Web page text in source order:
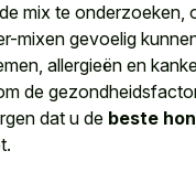
mix te onderzoeken,
mixen gevoelig
allergieën en
de
dat u de beste